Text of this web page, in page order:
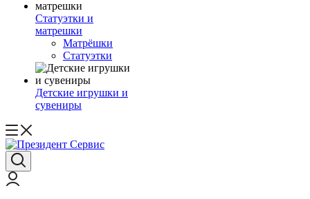
Статуэтки и
матрешки
Матрёшки
Статуэтки
Детские игрушки и
сувениры